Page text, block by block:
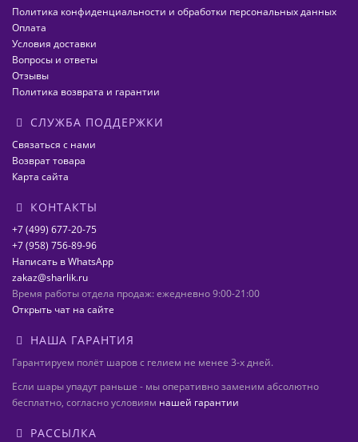
Политика конфиденциальности и обработки персональных данных
Оплата
Условия доставки
Вопросы и ответы
Отзывы
Политика возврата и гарантии
СЛУЖБА ПОДДЕРЖКИ
Связаться с нами
Возврат товара
Карта сайта
КОНТАКТЫ
+7 (499) 677-20-75
+7 (958) 756-89-96
Написать в WhatsApp
zakaz@sharlik.ru
Время работы отдела продаж: ежедневно 9:00-21:00
Открыть чат на сайте
НАША ГАРАНТИЯ
Гарантируем полёт шаров с гелием не менее 3-х дней.
Если шары упадут раньше - мы оперативно заменим абсолютно
бесплатно, согласно условиям нашей гарантии
РАССЫЛКА